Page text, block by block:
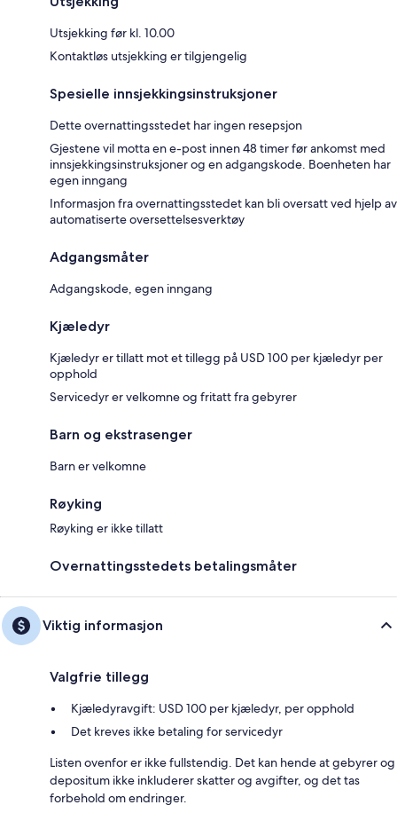
Utsjekking før kl. 10.00
Kontaktløs utsjekking er tilgjengelig
Spesielle innsjekkingsinstruksjoner
Dette overnattingsstedet har ingen resepsjon
Gjestene vil motta en e-post innen 48 timer før ankomst med
innsjekkingsinstruksjoner og en adgangskode. Boenheten har
egen inngang
Informasjon fra overnattingsstedet kan bli oversatt ved hjelp av
automatiserte oversettelsesverktøy
Adgangsmåter
Adgangskode, egen inngang
Kjæledyr
Kjæledyr er tillatt mot et tillegg på USD 100 per kjæledyr per
opphold
Servicedyr er velkomne og fritatt fra gebyrer
Barn og ekstrasenger
Barn er velkomne
Røyking
Røyking er ikke tillatt
Overnattingsstedets betalingsmåter
Viktig informasjon
Valgfrie tillegg
Kjæledyravgift: USD 100 per kjæledyr, per opphold
Det kreves ikke betaling for servicedyr
Listen ovenfor er ikke fullstendig. Det kan hende at gebyrer og
depositum ikke inkluderer skatter og avgifter, og det tas
forbehold om endringer.